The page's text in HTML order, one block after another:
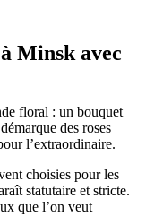
Minsk avec
floral : un bouquet
des roses
l’extraordinaire.
choisies pour les
statutaire et stricte.
que l’on veut